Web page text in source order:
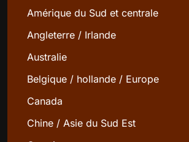
Amérique du Sud et centrale
Angleterre / Irlande
Australie
Belgique / hollande / Europe
Canada
Chine / Asie du Sud Est